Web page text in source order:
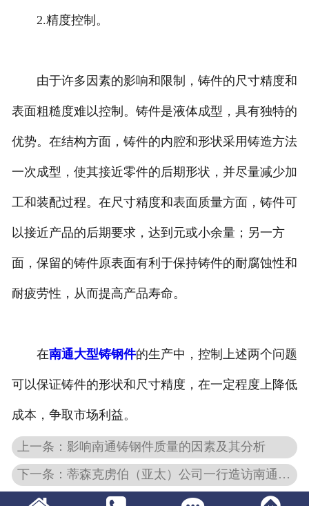
2.精度控制。
由于许多因素的影响和限制，铸件的尺寸精度和
表面粗糙度难以控制。铸件是液体成型，具有独特的
优势。在结构方面，铸件的内腔和形状采用铸造方法
一次成型，使其接近零件的后期形状，并尽量减少加
工和装配过程。在尺寸精度和表面质量方面，铸件可
以接近产品的后期要求，达到元或小余量；另一方
面，保留的铸件原表面有利于保持铸件的耐腐蚀性和
耐疲劳性，从而提高产品寿命。
在南通大型铸钢件的生产中，控制上述两个问题
可以保证铸件的形状和尺寸精度，在一定程度上降低
成本，争取市场利益。
上一条：影响南通铸钢件质量的因素及其分析
下一条：蒂森克虏伯（亚太）公司一行造访南通腾飞铸钢